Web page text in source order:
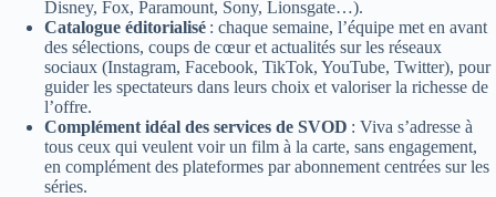
Disney, Fox, Paramount, Sony, Lionsgate…).
Catalogue éditorialisé : chaque semaine, l’équipe met en avant
des sélections, coups de cœur et actualités sur les réseaux
sociaux (Instagram, Facebook, TikTok, YouTube, Twitter), pour
guider les spectateurs dans leurs choix et valoriser la richesse de
l’offre.
Complément idéal des services de SVOD : Viva s’adresse à
tous ceux qui veulent voir un film à la carte, sans engagement,
en complément des plateformes par abonnement centrées sur les
séries.